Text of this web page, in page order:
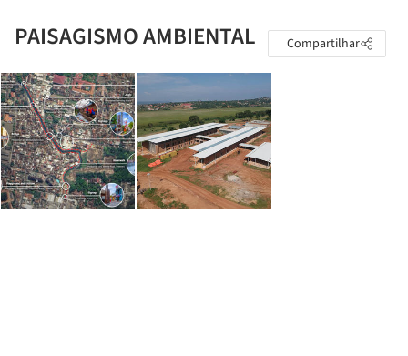
PAISAGISMO AMBIENTAL Compartilhar